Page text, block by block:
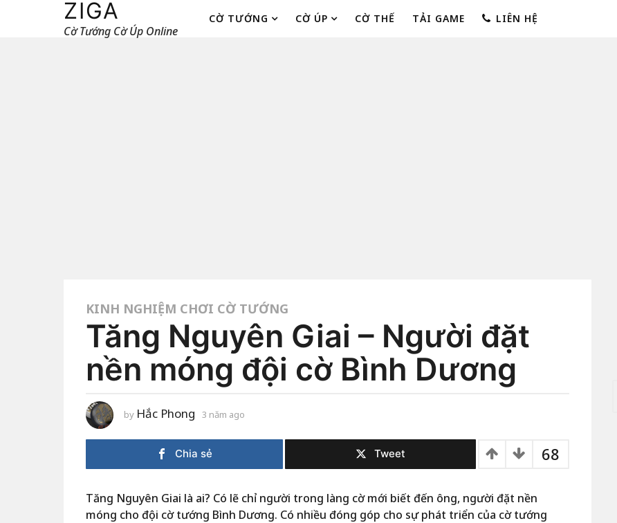
ZIGA
Cờ Tướng Cờ Úp Online
CỜ TƯỚNG CỜ ÚP CỜ THẾ TẢI GAME LIÊN HỆ
KINH NGHIỆM CHƠI CỜ TƯỚNG
Tăng Nguyên Giai – Người đặt
nền móng đội cờ Bình Dương
by Hắc Phong 3 năm ago
m
o
68
Chia sẻ Tweet
Tăng Nguyên Giai là ai? Có lẽ chỉ người trong làng cờ mới biết đến ông, người đặt nền
móng cho đội cờ tướng Bình Dương. Có nhiều đóng góp cho sự phát triển của cờ tướng